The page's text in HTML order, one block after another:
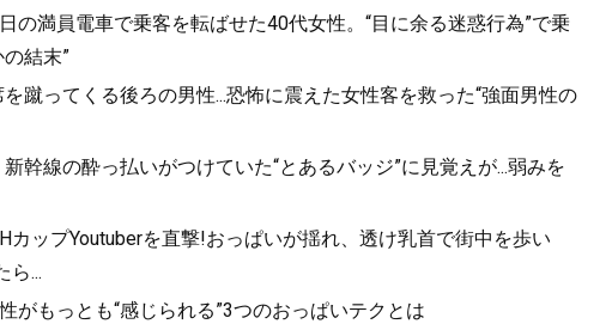
の満員電車で乗客を転ばせた40代女性。“目に余る迷惑行為”で乗
結末”
蹴ってくる後ろの男性...恐怖に震えた女性客を救った“強面男性の
幹線の酔っ払いがつけていた“とあるバッジ”に見覚えが...弱みを
ップYoutuberを直撃!おっぱいが揺れ、透け乳首で街中を歩い
ら...
がもっとも“感じられる”3つのおっぱいテクとは